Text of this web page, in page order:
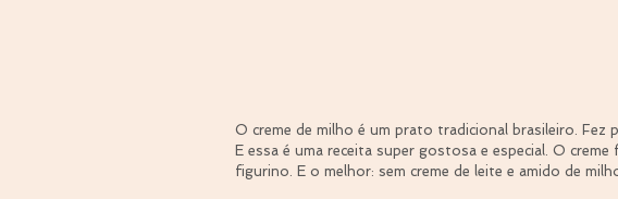
O creme de milho é um prato tradicional brasileiro. Fez
E essa é uma receita super gostosa e especial. O
figurino. E o melhor: sem creme de leite e amido de